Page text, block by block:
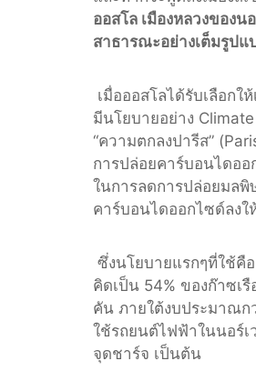
ออสโล เมืองหลวงของ
สาธารณะอย่างเต็มรูปแ
เมื่อออสโลได้รับเลือก
มีนโยบายอย่าง
“ความตกลงปารีส”
การปล่อยคาร์บอนไดอ
ในการลดการปล่อยมลพิ
คาร์บอนไดออกไซด์ลง
ซึ่งนโยบายแรกๆที่ใช้คื
คิดเป็น 54% ของก๊าซเ
คัน ภายใต้งบประมาณก
ใช้รถยนต์ไฟฟ้าในนอร์เ
จุดชาร์จ เป็นต้น